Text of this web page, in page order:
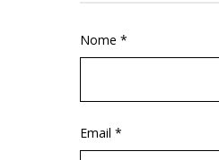
Nome *
Email *